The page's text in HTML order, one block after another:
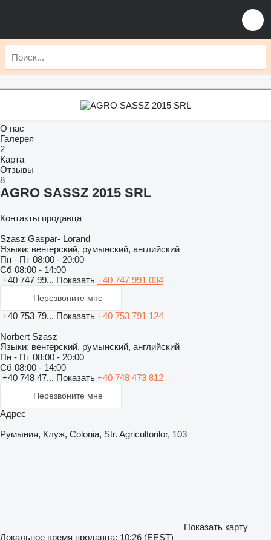
О нас
Галерея
2
Карта
Отзывы
8
AGRO SASSZ 2015 SRL
Контакты продавца
Szasz Gaspar- Lorand
Языки: венгерский, румынский, английский
Пн - Пт 08:00 - 20:00
Сб 08:00 - 14:00
+40 747 99... Показать +40 747 991 034
Перезвоните мне
+40 753 79... Показать +40 753 791 124
Norbert Szasz
Языки: венгерский, румынский, английский
Пн - Пт 08:00 - 20:00
Сб 08:00 - 14:00
+40 748 47... Показать +40 748 473 812
Перезвоните мне
Адрес
Румыния, Клуж, Colonia, Str. Agricultorilor, 103
Показать карту
Локальное время продавца: 10:26 (EEST)